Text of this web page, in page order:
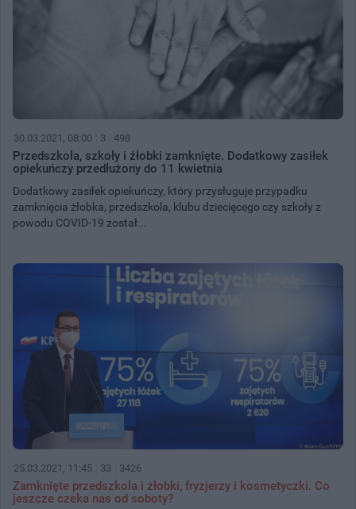
30.03.2021, 08:00 3 498
Przedszkola, szkoły i żłobki zamknięte. Dodatkowy zasiłek
opiekuńczy przedłużony do 11 kwietnia
Dodatkowy zasiłek opiekuńczy, który przysługuje przypadku
zamknięcia żłobka, przedszkola, klubu dziecięcego czy szkoły z
powodu COVID-19 został...
25.03.2021, 11:45 33 3426
Zamknięte przedszkola i żłobki, fryzjerzy i kosmetyczki. Co
jeszcze czeka nas od soboty?